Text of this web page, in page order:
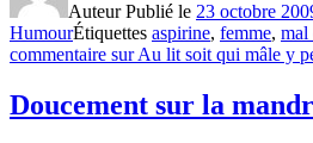
AuteurPublié le 23 octobre
HumourÉtiquettes aspirine, femme, mal
commentaire sur Au lit soit qui mâle y
Doucement sur la